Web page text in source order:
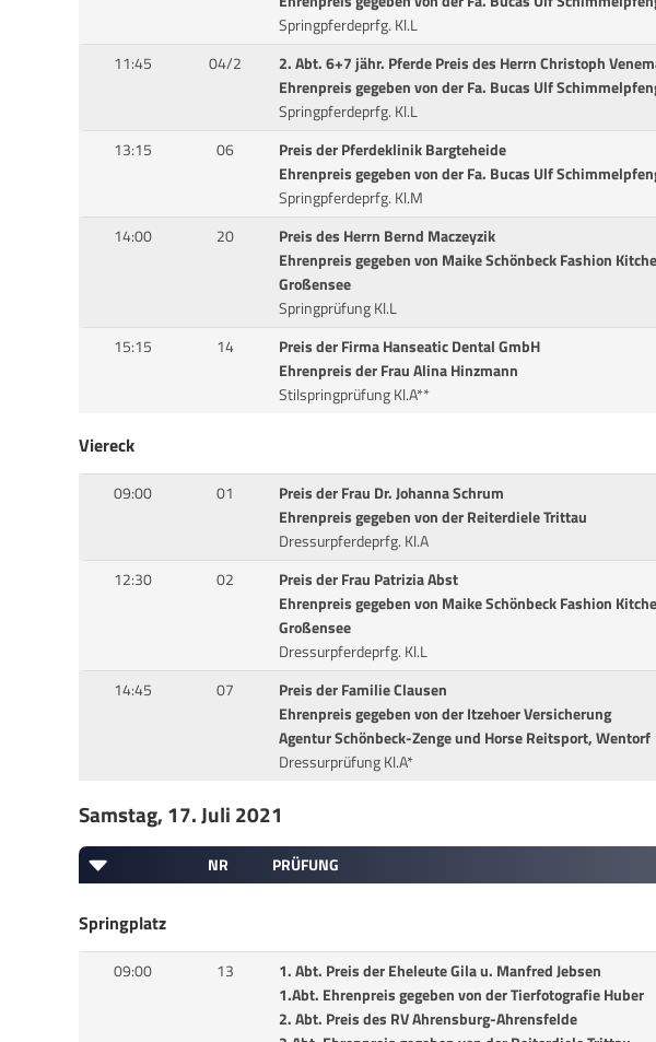
Springpferdeprfg. Kl.L
11:45 04/2
2. Abt. 6+7 jähr. Pferde Preis des Herrn Christoph
Ehrenpreis gegeben von der Fa. Bucas Ulf
Springpferdeprfg. Kl.L
13:15 06
Preis der Pferdeklinik Bargteheide
Ehrenpreis gegeben von der Fa. Bucas Ulf
Springpferdeprfg. Kl.M
14:00 20
Preis des Herrn Bernd Maczeyzik
Ehrenpreis gegeben von Maike Schönbeck Fashion
Großensee
Springprüfung Kl.L
15:15 14
Preis der Firma Hanseatic Dental GmbH
Ehrenpreis der Frau Alina Hinzmann
Stilspringprüfung Kl.A**
Viereck
09:00 01
Preis der Frau Dr. Johanna Schrum
Ehrenpreis gegeben von der Reiterdiele Trittau
Dressurpferdeprfg. Kl.A
12:30 02
Preis der Frau Patrizia Abst
Ehrenpreis gegeben von Maike Schönbeck Fashion
Großensee
Dressurpferdeprfg. Kl.L
14:45 07
Preis der Familie Clausen
Ehrenpreis gegeben von der Itzehoer Versicherung
Agentur Schönbeck-Zenge und Horse Reitsport, Wentorf
Dressurprüfung Kl.A*
Samstag, 17. Juli 2021
NR PRÜFUNG
Springplatz
09:00 13
1. Abt. Preis der Eheleute Gila u. Manfred Jebsen
1.Abt. Ehrenpreis gegeben von der Tierfotografie Huber
2. Abt. Preis des RV Ahrensburg-Ahrensfelde